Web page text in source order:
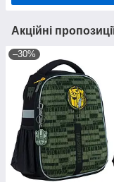
Акційні
–30%